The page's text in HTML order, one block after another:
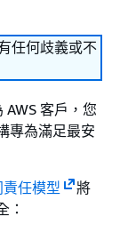
任何歧義或不
AWS 客戶，您
專為滿足最安
任模型
將
：